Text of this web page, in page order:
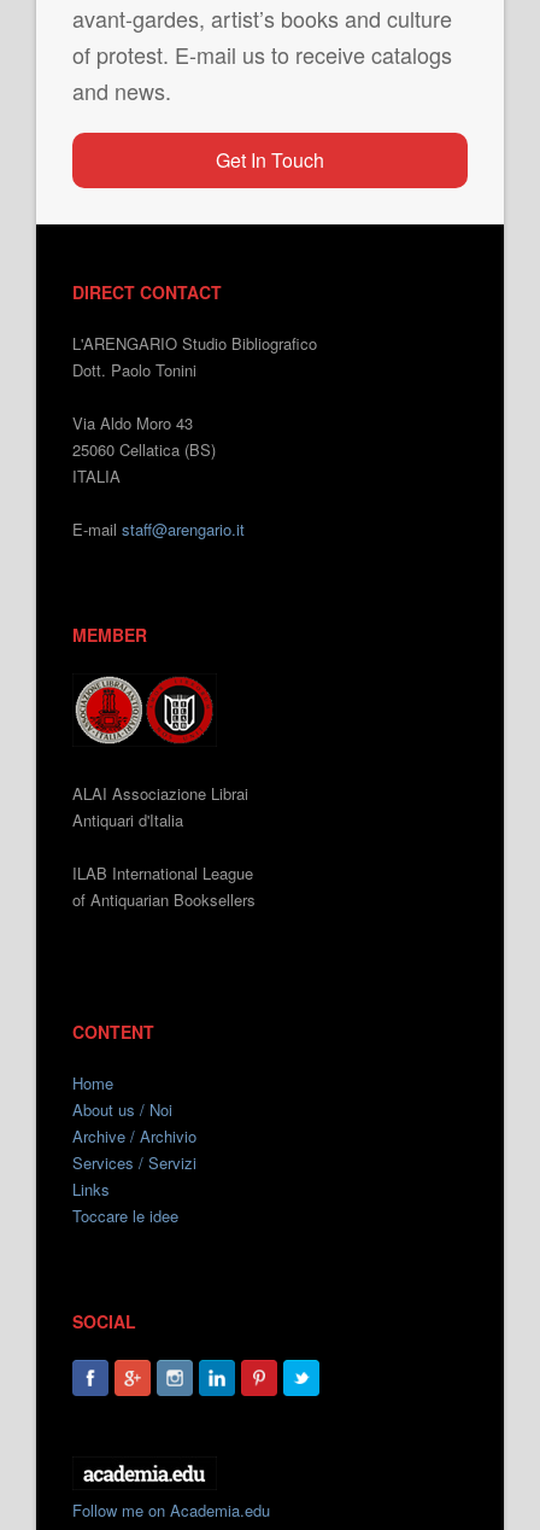
avant-gardes, artist’s books and culture
of protest. E-mail us to receive catalogs
and news.
Get In Touch
DIRECT CONTACT
L'ARENGARIO Studio Bibliografico
Dott. Paolo Tonini
Via Aldo Moro 43
25060 Cellatica (BS)
ITALIA
E-mail staff@arengario.it
MEMBER
ALAI Associazione Librai
Antiquari d'Italia
ILAB International League
of Antiquarian Booksellers
CONTENT
Home
About us / Noi
Archive / Archivio
Services / Servizi
Links
Toccare le idee
SOCIAL
Follow me on Academia.edu